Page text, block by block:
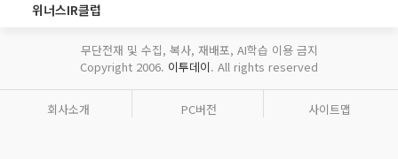
위너스IR클럽
무단전재 및 수집, 복사, 재배포, AI학습 이용 금지
Copyright 2006. 이투데이. All rights reserved
회사소개 PC버전 사이트맵